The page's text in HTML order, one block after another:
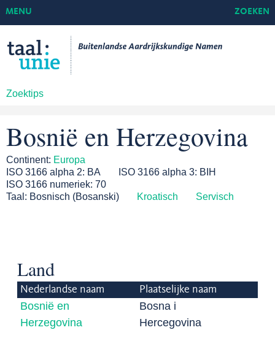
Zoektips
MENU ZOEKEN
Bosnië en Herzegovina
Continent: Europa
ISO 3166 alpha 2: BA ISO 3166 alpha 3: BIH
ISO 3166 numeriek: 70
Taal: Bosnisch (Bosanski) Kroatisch Servisch
Land
Nederlandse naam Plaatselijke naam
Bosnië en
Herzegovina
Bosna i
Hercegovina